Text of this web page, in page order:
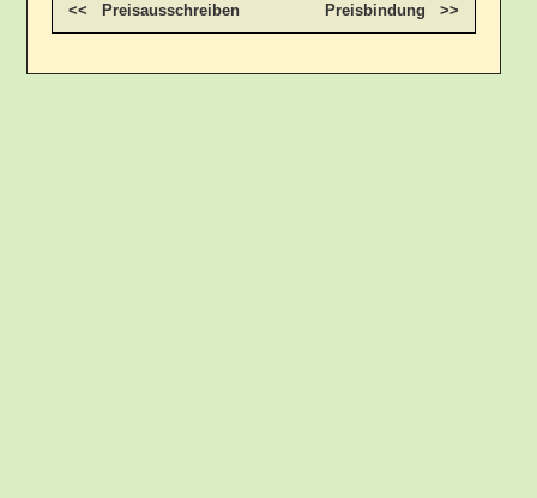
<< Preisausschreiben Preisbindung >>